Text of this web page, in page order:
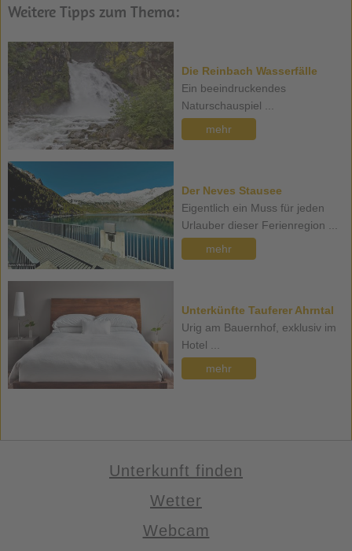
Weitere Tipps zum Thema:
Die Reinbach Wasserfälle
Ein beeindruckendes
Naturschauspiel ...
mehr
Der Neves Stausee
Eigentlich ein Muss für jeden
Urlauber dieser Ferienregion ...
mehr
Unterkünfte Tauferer Ahrntal
Urig am Bauernhof, exklusiv im
Hotel ...
mehr
Unterkunft finden
Wetter
Webcam